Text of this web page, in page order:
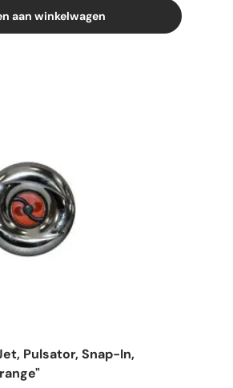
aan winkelwagen
Pulsator, Snap-In,